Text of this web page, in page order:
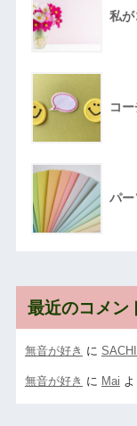
私が
コ
パー
最近のコメン
無音が好き に
無音が好き に Mai よ